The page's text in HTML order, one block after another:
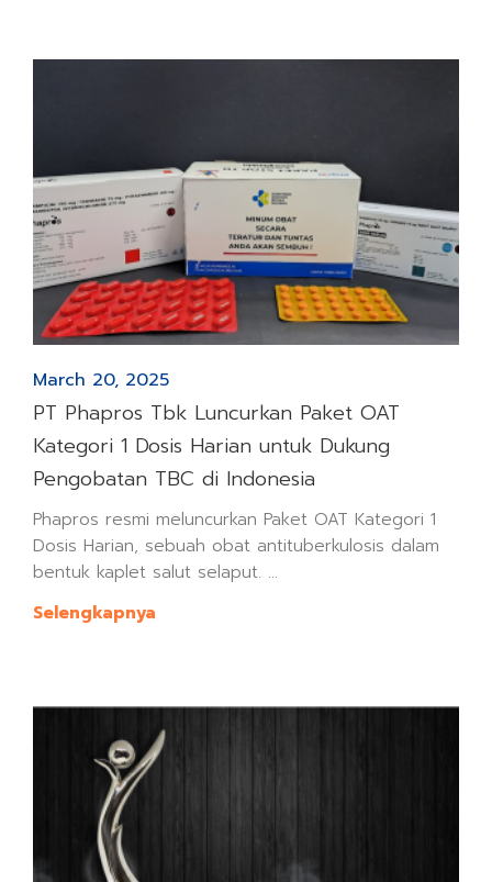
March 20, 2025
PT Phapros Tbk Luncurkan Paket OAT
Kategori 1 Dosis Harian untuk Dukung
Pengobatan TBC di Indonesia
Phapros resmi meluncurkan Paket OAT Kategori 1
Dosis Harian, sebuah obat antituberkulosis dalam
bentuk kaplet salut selaput. ...
Selengkapnya